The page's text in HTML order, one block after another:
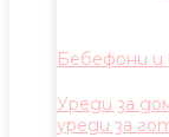
Бебефони и
Уреди за
уреди за